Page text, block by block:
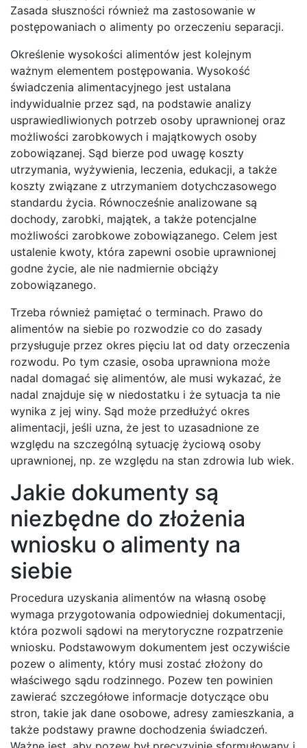
Zasada słuszności również ma zastosowanie w
postępowaniach o alimenty po orzeczeniu separacji.
Określenie wysokości alimentów jest kolejnym
ważnym elementem postępowania. Wysokość
świadczenia alimentacyjnego jest ustalana
indywidualnie przez sąd, na podstawie analizy
usprawiedliwionych potrzeb osoby uprawnionej oraz
możliwości zarobkowych i majątkowych osoby
zobowiązanej. Sąd bierze pod uwagę koszty
utrzymania, wyżywienia, leczenia, edukacji, a także
koszty związane z utrzymaniem dotychczasowego
standardu życia. Równocześnie analizowane są
dochody, zarobki, majątek, a także potencjalne
możliwości zarobkowe zobowiązanego. Celem jest
ustalenie kwoty, która zapewni osobie uprawnionej
godne życie, ale nie nadmiernie obciąży
zobowiązanego.
Trzeba również pamiętać o terminach. Prawo do
alimentów na siebie po rozwodzie co do zasady
przysługuje przez okres pięciu lat od daty orzeczenia
rozwodu. Po tym czasie, osoba uprawniona może
nadal domagać się alimentów, ale musi wykazać, że
nadal znajduje się w niedostatku i że sytuacja ta nie
wynika z jej winy. Sąd może przedłużyć okres
alimentacji, jeśli uzna, że jest to uzasadnione ze
względu na szczególną sytuację życiową osoby
uprawnionej, np. ze względu na stan zdrowia lub wiek.
Jakie dokumenty są
niezbędne do złożenia
wniosku o alimenty na
siebie
Procedura uzyskania alimentów na własną osobę
wymaga przygotowania odpowiedniej dokumentacji,
która pozwoli sądowi na merytoryczne rozpatrzenie
wniosku. Podstawowym dokumentem jest oczywiście
pozew o alimenty, który musi zostać złożony do
właściwego sądu rodzinnego. Pozew ten powinien
zawierać szczegółowe informacje dotyczące obu
stron, takie jak dane osobowe, adresy zamieszkania, a
także podstawy prawne dochodzenia świadczeń.